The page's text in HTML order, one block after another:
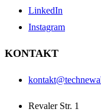
LinkedIn
Instagram
KONTAKT
Revaler Str. 1